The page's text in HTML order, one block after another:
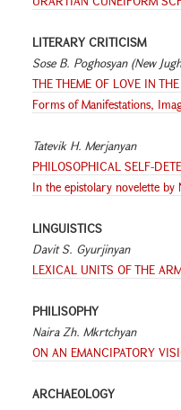
LITERARY CRITICISM
Sose B. Poghosyan (New
THE THEME OF LOVE IN
Forms of Manifestations,
Tatevik H. Merjanyan
PHILOSOPHICAL SELF-
In the epistolary novelette by
LINGUISTICS
Davit S. Gyurjinyan
LEXICAL UNITS OF THE
PHILISOPHY
Naira Zh. Mkrtchyan
ON AN EMANCIPATORY
ARCHAEOLOGY